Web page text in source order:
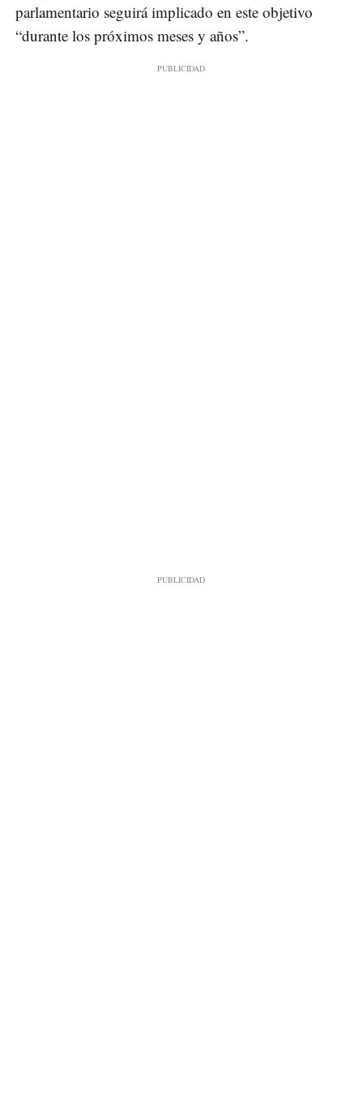
parlamentario seguirá implicado en este objetivo
“durante los próximos meses y años”.